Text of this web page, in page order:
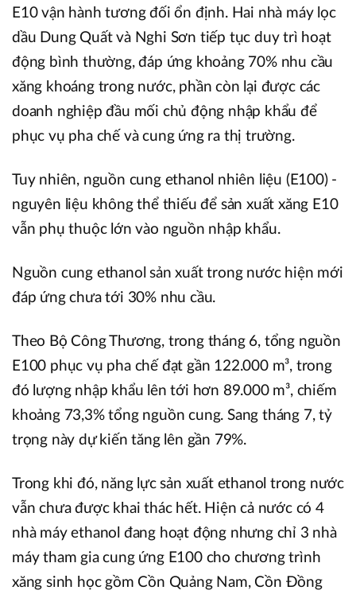
E10 vận hành tương đối ổn định. Hai nhà máy lọc
dầu Dung Quất và Nghi Sơn tiếp tục duy trì hoạt
động bình thường, đáp ứng khoảng 70% nhu cầu
xăng khoáng trong nước, phần còn lại được các
doanh nghiệp đầu mối chủ động nhập khẩu để
phục vụ pha chế và cung ứng ra thị trường.
Tuy nhiên, nguồn cung ethanol nhiên liệu (E100) -
nguyên liệu không thể thiếu để sản xuất xăng E10
vẫn phụ thuộc lớn vào nguồn nhập khẩu.
Nguồn cung ethanol sản xuất trong nước hiện mới
đáp ứng chưa tới 30% nhu cầu.
Theo Bộ Công Thương, trong tháng 6, tổng nguồn
E100 phục vụ pha chế đạt gần 122.000 m³, trong
đó lượng nhập khẩu lên tới hơn 89.000 m³, chiếm
khoảng 73,3% tổng nguồn cung. Sang tháng 7, tỷ
trọng này dự kiến tăng lên gần 79%.
Trong khi đó, năng lực sản xuất ethanol trong nước
vẫn chưa được khai thác hết. Hiện cả nước có 4
nhà máy ethanol đang hoạt động nhưng chỉ 3 nhà
máy tham gia cung ứng E100 cho chương trình
xăng sinh học gồm Cồn Quảng Nam, Cồn Đồng